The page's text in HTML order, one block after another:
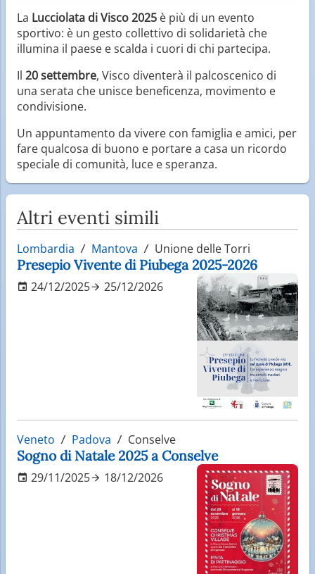
La Lucciolata di Visco 2025 è più di un evento
sportivo: è un gesto collettivo di solidarietà che
illumina il paese e scalda i cuori di chi partecipa.
Il 20 settembre, Visco diventerà il palcoscenico di
una serata che unisce beneficenza, movimento e
condivisione.
Un appuntamento da vivere con famiglia e amici, per
fare qualcosa di buono e portare a casa un ricordo
speciale di comunità, luce e speranza.
Altri eventi simili
Lombardia Mantova Unione delle Torri
Presepio Vivente di Piubega 2025-2026
24/12/2025 25/12/2026
Veneto Padova Conselve
Sogno di Natale 2025 a Conselve
29/11/2025 18/12/2026